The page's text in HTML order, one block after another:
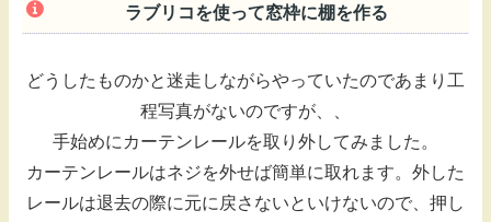
ラブリコを使って窓枠に棚を作る
どうしたものかと迷走しながらやっていたのであまり工
程写真がないのですが、、
手始めにカーテンレールを取り外してみました。
カーテンレールはネジを外せば簡単に取れます。外した
レールは退去の際に元に戻さないといけないので、押し